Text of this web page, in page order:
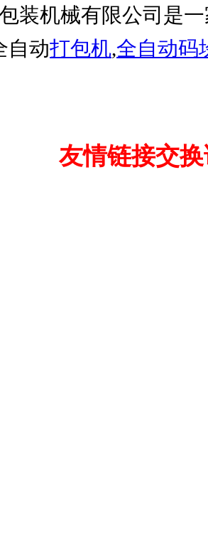
装机械有限公司是
自动打包机,全自动码
友情链接交换